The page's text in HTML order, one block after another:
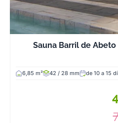
Sauna Barril de
6,85 m² 42 / 28 mm de 10 a 15